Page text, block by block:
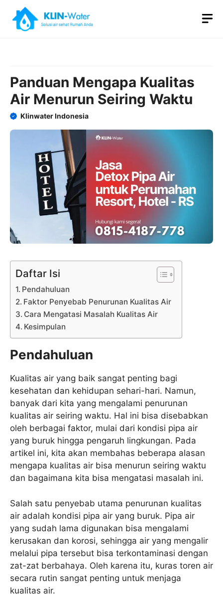
content
Panduan Mengapa Kualitas
Air Menurun Seiring Waktu
Klinwater Indonesia
Daftar Isi
Pendahuluan
Faktor Penyebab Penurunan Kualitas Air
Cara Mengatasi Masalah Kualitas Air
Kesimpulan
Pendahuluan
Kualitas air yang baik sangat penting bagi
kesehatan dan kehidupan sehari-hari. Namun,
banyak dari kita yang mengalami penurunan
kualitas air seiring waktu. Hal ini bisa disebabkan
oleh berbagai faktor, mulai dari kondisi pipa air
yang buruk hingga pengaruh lingkungan. Pada
artikel ini, kita akan membahas beberapa alasan
mengapa kualitas air bisa menurun seiring waktu
dan bagaimana kita bisa mengatasi masalah ini.
Salah satu penyebab utama penurunan kualitas
air adalah kondisi pipa air yang buruk. Pipa air
yang sudah lama digunakan bisa mengalami
kerusakan dan korosi, sehingga air yang mengalir
melalui pipa tersebut bisa terkontaminasi dengan
zat-zat berbahaya. Oleh karena itu, kuras toren air
secara rutin sangat penting untuk menjaga
kualitas air.